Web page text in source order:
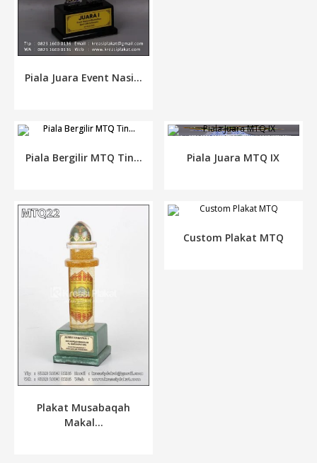
Piala Juara Event Nasi...
Piala Bergilir MTQ Tin... Piala Juara MTQ IX
Plakat Musabaqah
Makal...
Custom Plakat MTQ